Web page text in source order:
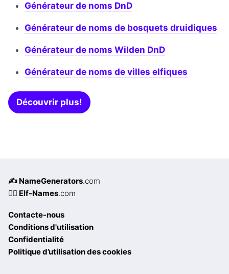
Générateur de noms DnD
Générateur de noms de bosquets druidiques
Générateur de noms Wilden DnD
Générateur de noms de villes elfiques
Découvrir plus!
✍️ NameGenerators.com
🧝‍♀️ Elf-Names.com
Contacte-nous
Conditions d'utilisation
Confidentialité
Politique d’utilisation des cookies